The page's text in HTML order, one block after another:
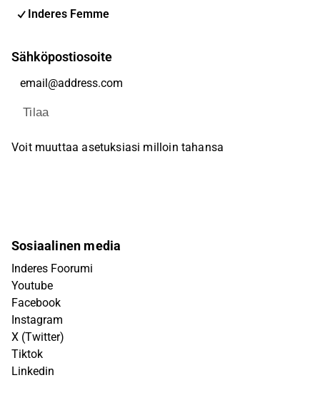
Inderes Femme
Sähköpostiosoite
Tilaa
Voit muuttaa asetuksiasi milloin tahansa
Sosiaalinen media
Inderes Foorumi
Youtube
Facebook
Instagram
X (Twitter)
Tiktok
Linkedin